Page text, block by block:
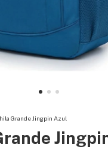
Grande Jingpin Azul